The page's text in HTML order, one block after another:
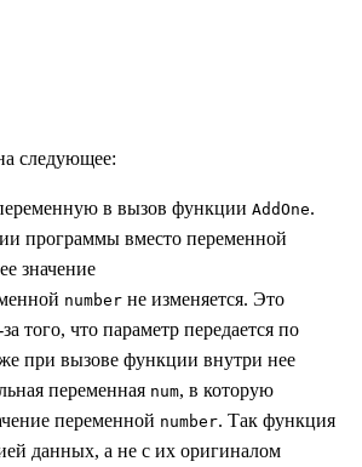
следующее:
в вызов функции AddOne.
программы вместо переменной
значение
number не изменяется. Это
того, что параметр передается по
при вызове функции внутри нее
переменная num, в которую
переменной number. Так функция
данных, а не с их оригиналом